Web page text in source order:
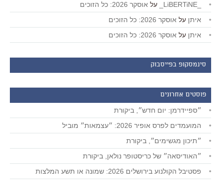
על אוסקר 2026: כל הזוכים
איתן על אוסקר 2026: כל הזוכים
איתן על אוסקר 2026: כל הזוכים
סינמסקופ בפייסבוק
פוסטים אחרונים
״ספיידרמן: יום חדש״, ביקורת
המועמדים לפרס אופיר 2026: ״עצמאות״ מוביל
״תיכון מגשימים״, ביקורת
״האודיסאה״ של כריסטופר נולאן, ביקורת
פסטיבל הקולנוע בירושלים 2026: שמונה או תשע המלצות